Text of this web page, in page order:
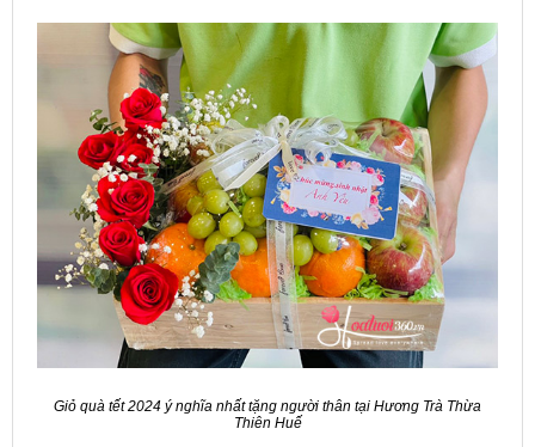
Giỏ quà tết 2024 ý nghĩa nhất tặng người thân tại Hương Trà Thừa
Thiên Huế